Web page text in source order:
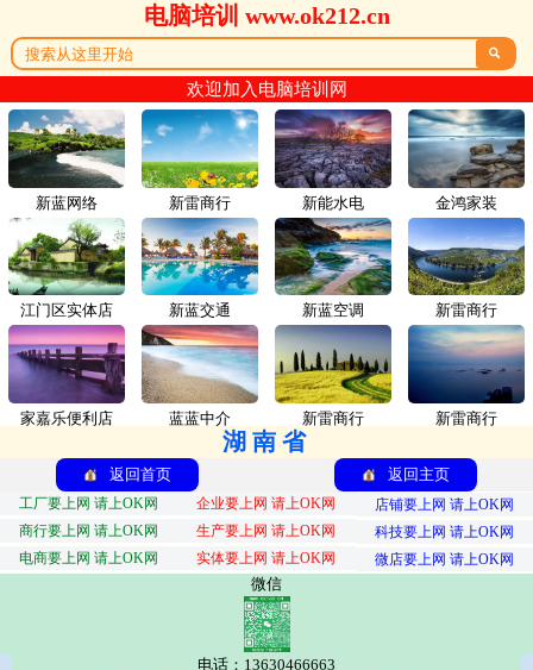
电脑培训 www.ok212.cn

欢迎加入电脑培训网
新蓝网络 新雷商行
江门区实体店 新蓝交通
家嘉乐便利店 蓝蓝中介
新能水电 金鸿家装
新蓝空调 新雷商行
新雷商行 新雷商行
湖南省
返回首页 返回主页
工厂要上网 请上OK网 企业要上网 请上OK网
店铺要上网 请上OK网
商行要上网 请上OK网
生产要上网 请上OK网
科技要上网 请上OK网
电商要上网 请上OK网
实体要上网 请上OK网 微店要上网 请上OK网
微信
电话：13630466663